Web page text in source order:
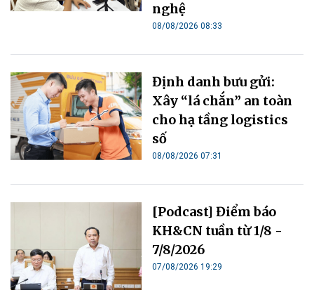
nghệ
08/08/2026 08:33
Định danh bưu gửi:
Xây “lá chắn” an toàn
cho hạ tầng logistics
số
08/08/2026 07:31
[Podcast] Điểm báo
KH&CN tuần từ 1/8 -
7/8/2026
07/08/2026 19:29